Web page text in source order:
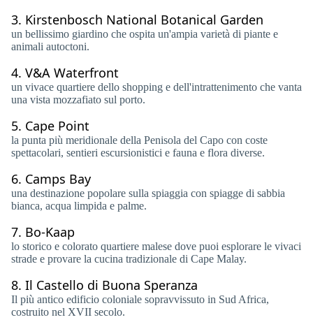
3. Kirstenbosch National Botanical Garden
un bellissimo giardino che ospita un'ampia varietà di piante e
animali autoctoni.
4. V&A Waterfront
un vivace quartiere dello shopping e dell'intrattenimento che vanta
una vista mozzafiato sul porto.
5. Cape Point
la punta più meridionale della Penisola del Capo con coste
spettacolari, sentieri escursionistici e fauna e flora diverse.
6. Camps Bay
una destinazione popolare sulla spiaggia con spiagge di sabbia
bianca, acqua limpida e palme.
7. Bo-Kaap
lo storico e colorato quartiere malese dove puoi esplorare le vivaci
strade e provare la cucina tradizionale di Cape Malay.
8. Il Castello di Buona Speranza
Il più antico edificio coloniale sopravvissuto in Sud Africa,
costruito nel XVII secolo.